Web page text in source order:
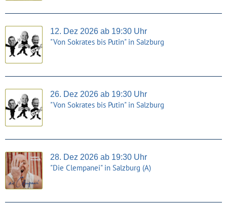
12. Dez 2026 ab 19:30 Uhr
"Von Sokrates bis Putin" in Salzburg
26. Dez 2026 ab 19:30 Uhr
"Von Sokrates bis Putin" in Salzburg
28. Dez 2026 ab 19:30 Uhr
"Die Clempanei" in Salzburg (A)